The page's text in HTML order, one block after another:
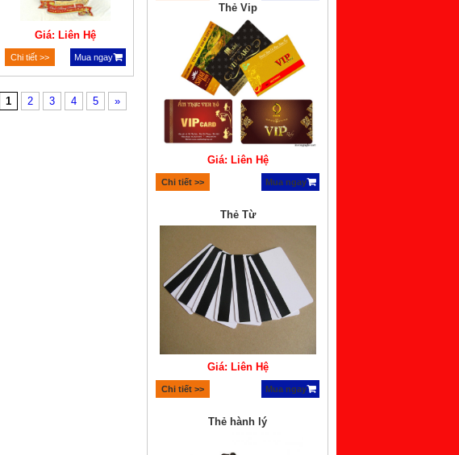
Giá: Liên Hệ
Chi tiết >> Mua ngay
1 2 3 4 5 »
Thẻ Vip
Giá: Liên Hệ
Chi tiết >> Mua ngay
Thẻ Từ
Giá: Liên Hệ
Chi tiết >> Mua ngay
Thẻ hành lý